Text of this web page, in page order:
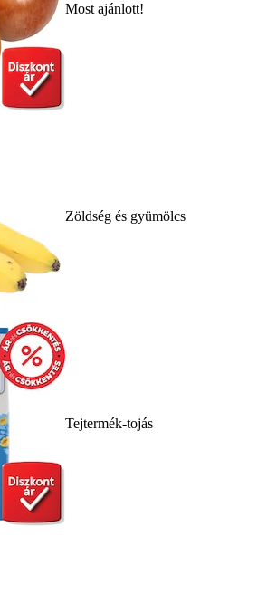
Most ajánlott!
Zöldség és gyümölcs
Tejtermék-tojás